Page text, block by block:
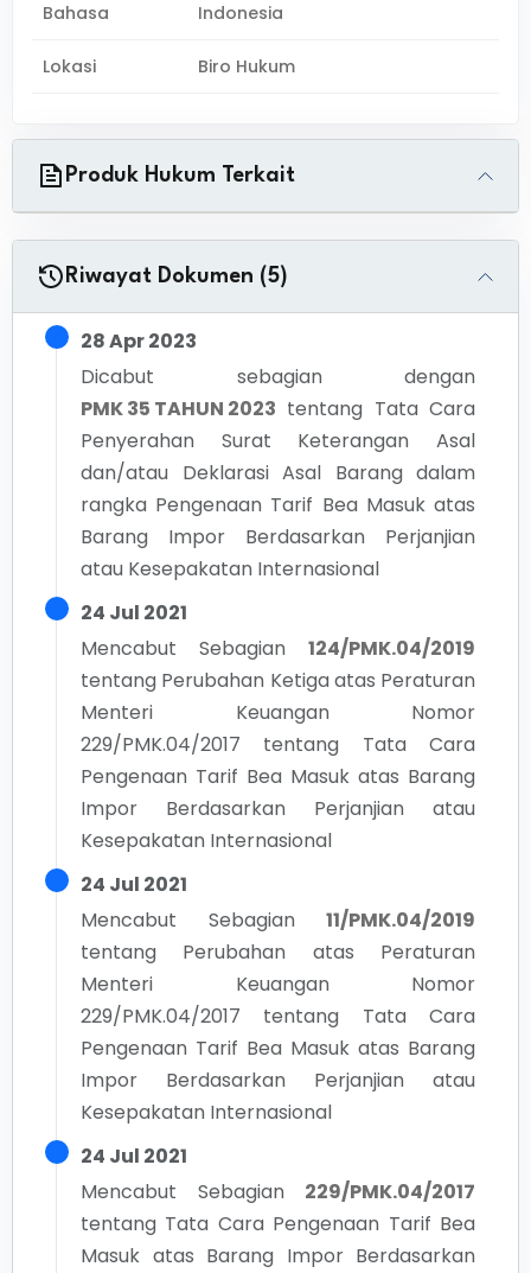
Bahasa Indonesia
Lokasi Biro Hukum
Produk Hukum Terkait
Riwayat Dokumen (5)
28 Apr 2023
Dicabut sebagian dengan
PMK 35 TAHUN 2023 tentang Tata Cara
Penyerahan Surat Keterangan Asal
dan/atau Deklarasi Asal Barang dalam
rangka Pengenaan Tarif Bea Masuk atas
Barang Impor Berdasarkan Perjanjian
atau Kesepakatan Internasional
24 Jul 2021
Mencabut Sebagian 124/PMK.04/2019
tentang Perubahan Ketiga atas Peraturan
Menteri Keuangan Nomor
229/PMK.04/2017 tentang Tata Cara
Pengenaan Tarif Bea Masuk atas Barang
Impor Berdasarkan Perjanjian atau
Kesepakatan Internasional
24 Jul 2021
Mencabut Sebagian 11/PMK.04/2019
tentang Perubahan atas Peraturan
Menteri Keuangan Nomor
229/PMK.04/2017 tentang Tata Cara
Pengenaan Tarif Bea Masuk atas Barang
Impor Berdasarkan Perjanjian atau
Kesepakatan Internasional
24 Jul 2021
Mencabut Sebagian 229/PMK.04/2017
tentang Tata Cara Pengenaan Tarif Bea
Masuk atas Barang Impor Berdasarkan